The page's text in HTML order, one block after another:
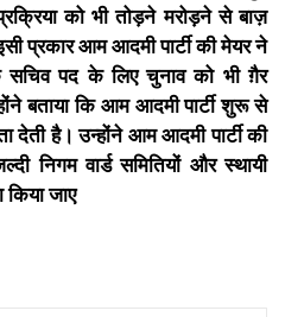
को भी तोड़ने मरोड़ने से बाज़
प्रकार आम आदमी पार्टी की मेयर ने
सचिव पद के लिए चुनाव को भी ग़ैर
बताया कि आम आदमी पार्टी शुरू से
देती है। उन्होंने आम आदमी पार्टी की
निगम वार्ड समितियों और स्थायी
किया जाए